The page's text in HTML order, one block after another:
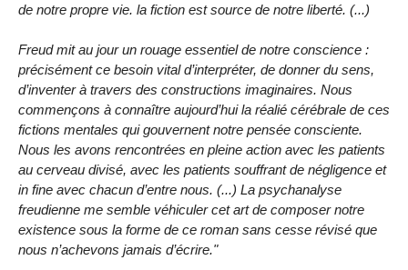
de notre propre vie. la fiction est source de notre liberté. (...)
Freud mit au jour un rouage essentiel de notre conscience :
précisément ce besoin vital d’interpréter, de donner du sens,
d’inventer à travers des constructions imaginaires. Nous
commençons à connaître aujourd’hui la réalié cérébrale de ces
fictions mentales qui gouvernent notre pensée consciente.
Nous les avons rencontrées en pleine action avec les patients
au cerveau divisé, avec les patients souffrant de négligence et
in fine avec chacun d’entre nous. (...) La psychanalyse
freudienne me semble véhiculer cet art de composer notre
existence sous la forme de ce roman sans cesse révisé que
nous n’achevons jamais d’écrire."